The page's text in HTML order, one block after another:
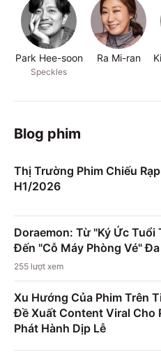
Park Hee-soon
Speckles
Ra Mi-ran
Blog phim
Thị Trường Phim Chiếu Rạp
H1/2026
Doraemon: Từ "Ký Ức Tuổi
Đến "Cỗ Máy Phòng Vé"
255 lượt xem
Xu Hướng Của Phim Trên
Đề Xuất Content Viral Cho
Phát Hành Dịp Lễ